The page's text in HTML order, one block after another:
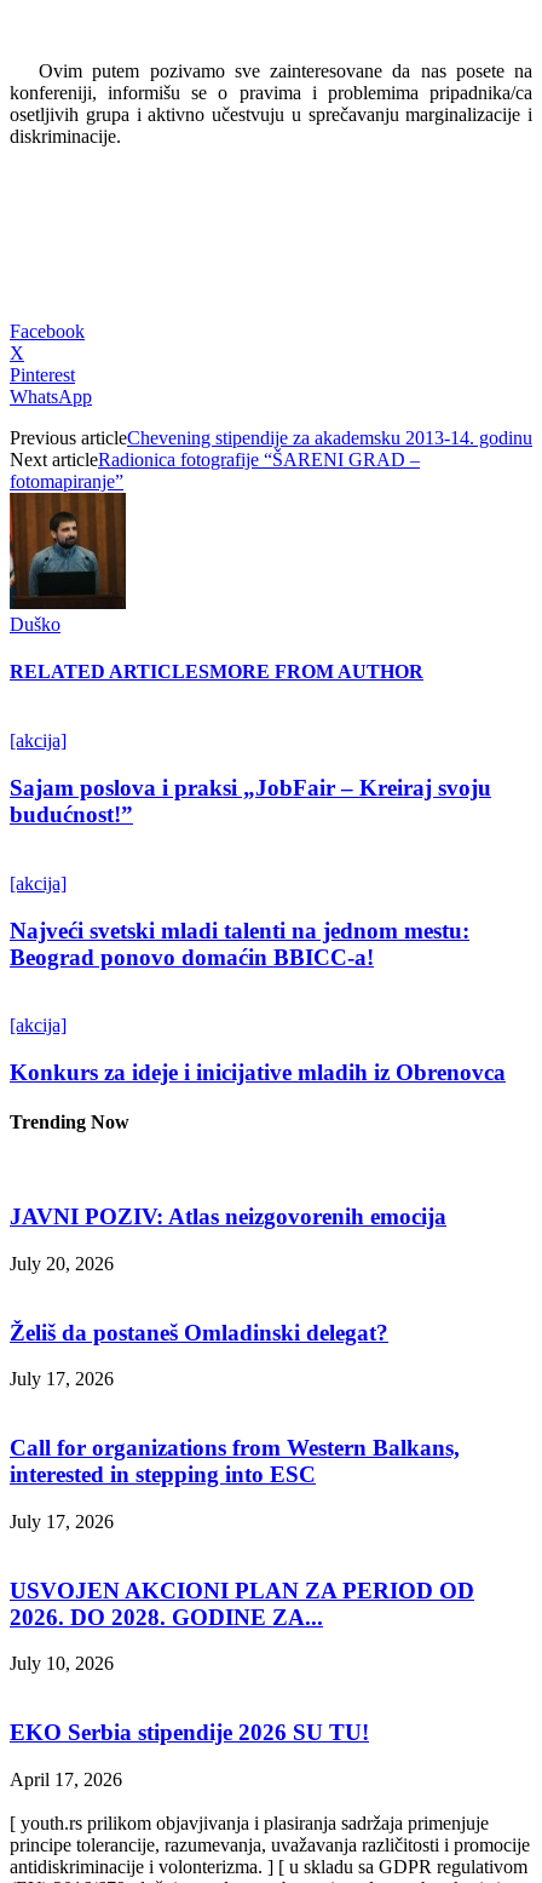
Ovim putem pozivamo sve zainteresovane da nas posete na
konfereniji, informišu se o pravima i problemima pripadnika/ca
osetljivih grupa i aktivno učestvuju u sprečavanju marginalizacije i
diskriminacije.
Facebook
X
Pinterest
WhatsApp
Previous articleChevening stipendije za akademsku 2013-14. godinu
Next articleRadionica fotografije “ŠARENI GRAD –
fotomapiranje”
Duško
RELATED ARTICLESMORE FROM AUTHOR
[akcija]
Sajam poslova i praksi „JobFair – Kreiraj svoju
budućnost!”
[akcija]
Najveći svetski mladi talenti na jednom mestu:
Beograd ponovo domaćin BBICC-a!
[akcija]
Konkurs za ideje i inicijative mladih iz Obrenovca
Trending Now
JAVNI POZIV: Atlas neizgovorenih emocija
July 20, 2026
Želiš da postaneš Omladinski delegat?
July 17, 2026
Call for organizations from Western Balkans,
interested in stepping into ESC
July 17, 2026
USVOJEN AKCIONI PLAN ZA PERIOD OD
2026. DO 2028. GODINE ZA...
July 10, 2026
EKO Serbia stipendije 2026 SU TU!
April 17, 2026
[ youth.rs prilikom objavjivanja i plasiranja sadržaja primenjuje
principe tolerancije, razumevanja, uvažavanja različitosti i promocije
antidiskriminacije i volonterizma. ] [ u skladu sa GDPR regulativom